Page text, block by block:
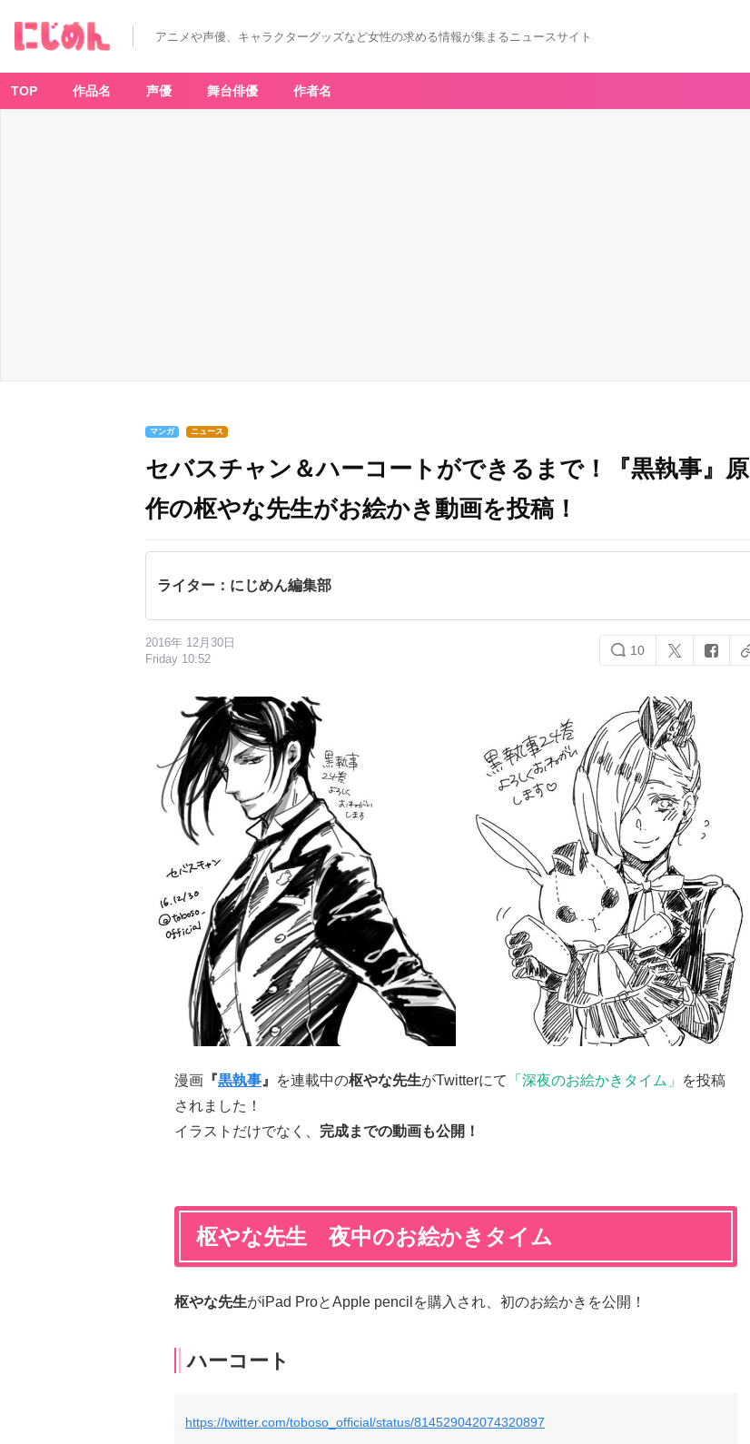
アニメや声優、キャラクターグッズなど女性の求める情報が集まるニュースサイト
TOP 作品名 声優 舞台俳優 作者名
マンガ ニュース
セバスチャン＆ハーコートができるまで！『黒執事』原
作の枢やな先生がお絵かき動画を投稿！
ライター：にじめん編集部
2016年 12月30日
Friday 10:52
10
漫画 『黒執事 』 を連載中の枢やな先生がTwitterにて 「深夜のお絵かきタイム」
を投稿
されました！
イラストだけでなく、 完成までの動画も公開！
枢やな先生 夜中のお絵かきタイム
枢やな先生がiPad ProとApple pencilを購入され、初のお絵かきを公開！
ハーコート
https://twitter.com/toboso_official/status/814529042074320897